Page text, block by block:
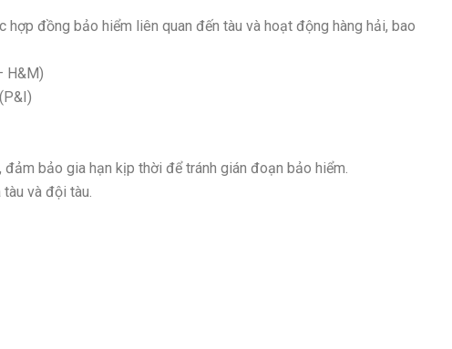
hợp đồng bảo hiểm liên quan đến tàu và hoạt động hàng hải, bao
H&M)
bảo gia hạn kịp thời để tránh gián đoạn bảo hiểm.
và đội tàu.